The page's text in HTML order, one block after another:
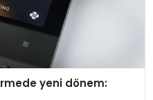
yeni dönem: